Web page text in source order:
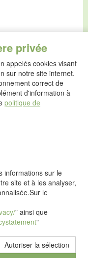
privée
appelés cookies visant
sur notre site internet.
correct de
d'information à
politique de
informations sur le
site et à les analyser,
le
" ainsi que
"